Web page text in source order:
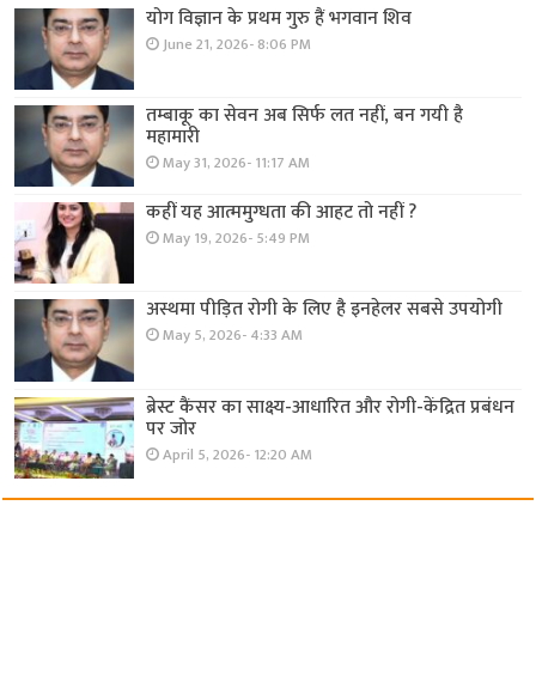
योग विज्ञान के प्रथम गुरु हैं भगवान शिव
June 21, 2026- 8:06 PM
तम्बाकू का सेवन अब सिर्फ लत नहीं, बन गयी है
महामारी
May 31, 2026- 11:17 AM
कहीं यह आत्ममुग्धता की आहट तो नहीं ?
May 19, 2026- 5:49 PM
अस्थमा पीड़ित रोगी के लिए है इनहेलर सबसे उपयोगी
May 5, 2026- 4:33 AM
ब्रेस्ट कैंसर का साक्ष्य-आधारित और रोगी-केंद्रित प्रबंधन
पर जोर
April 5, 2026- 12:20 AM